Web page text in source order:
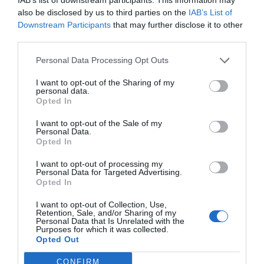
also be disclosed by us to third parties on the IAB’s List of
Downstream Participants that may further disclose it to other
Personal Data Processing Opt Outs
I want to opt-out of the Sharing of my
personal data.
Opted In
I want to opt-out of the Sale of my
Personal Data.
Opted In
I want to opt-out of processing my
Personal Data for Targeted Advertising.
Opted In
I want to opt-out of Collection, Use,
Retention, Sale, and/or Sharing of my
Personal Data that Is Unrelated with the
Purposes for which it was collected.
Opted Out
CONFIRM
“El Barça femení comporta
només el 0,75% del
pressupost total del Barça”
L’estil Barça, sempre
present
Cap a on anem? En primer lloc, partim d'uns anys
en què s'han pres molt bones decisions, detalla
saben a quina posició està la seva companya en
cada moment. Representen molt bé els valors del
club i el que coneixem com estil Barça". A més,
moltes d'elles provenen de la Masia.